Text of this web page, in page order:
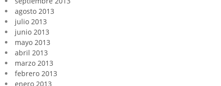
agosto 2013
julio 2013
junio 2013
mayo 2013
abril 2013
marzo 2013
febrero 2013
enero 2013